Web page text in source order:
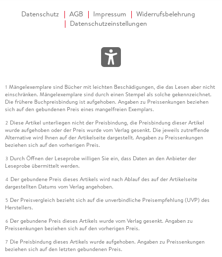
Datenschutz AGB Impressum
Widerrufsbelehrung
Datenschutzeinstellungen
1 Mängelexemplare sind Bücher mit leichten Beschädigungen, die das Lesen aber nicht
einschränken. Mängelexemplare sind durch einen Stempel als solche gekennzeichnet.
Die frühere Buchpreisbindung ist aufgehoben. Angaben zu Preissenkungen beziehen
sich auf den gebundenen Preis eines mangelfreien Exemplars.
2 Diese Artikel unterliegen nicht der Preisbindung, die Preisbindung dieser Artikel
wurde aufgehoben oder der Preis wurde vom Verlag gesenkt. Die jeweils zutreffende
Alternative wird Ihnen auf der Artikelseite dargestellt. Angaben zu Preissenkungen
beziehen sich auf den vorherigen Preis.
3 Durch Öffnen der Leseprobe willigen Sie ein, dass Daten an den Anbieter der
Leseprobe übermittelt werden.
4 Der gebundene Preis dieses Artikels wird nach Ablauf des auf der Artikelseite
dargestellten Datums vom Verlag angehoben.
5 Der Preisvergleich bezieht sich auf die unverbindliche Preisempfehlung (UVP) des
Herstellers.
6 Der gebundene Preis dieses Artikels wurde vom Verlag gesenkt. Angaben zu
Preissenkungen beziehen sich auf den vorherigen Preis.
7 Die Preisbindung dieses Artikels wurde aufgehoben. Angaben zu Preissenkungen
beziehen sich auf den letzten gebundenen Preis.